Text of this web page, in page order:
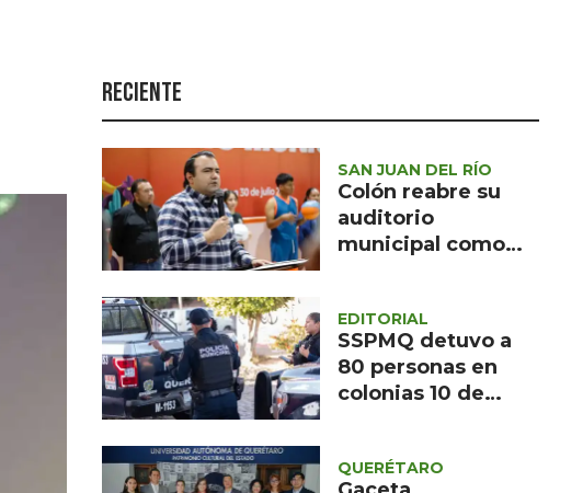
Política
Asuntos Sociales
Estilo de vida
Reciente
SAN JUAN DEL RÍO
Colón reabre su
auditorio
municipal como
tras 43 años sin
inversión
EDITORIAL
SSPMQ detuvo a
80 personas en
colonias 10 de
el primer semestre
QUERÉTARO